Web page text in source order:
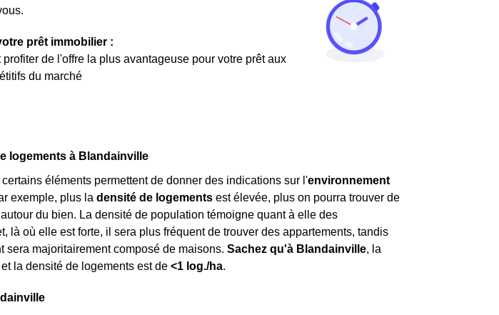
prêt immobilier :
de l'offre la plus avantageuse pour votre prêt aux
du marché
logements à Blandainville
certains éléments permettent de donner des indications sur l'environnement
exemple, plus la densité de logements est élevée, plus on pourra trouver de
du bien. La densité de population témoigne quant à elle des
là où elle est forte, il sera plus fréquent de trouver des appartements, tandis
majoritairement composé de maisons. Sachez qu'à Blandainville, la
et la densité de logements est de <1 log./ha.